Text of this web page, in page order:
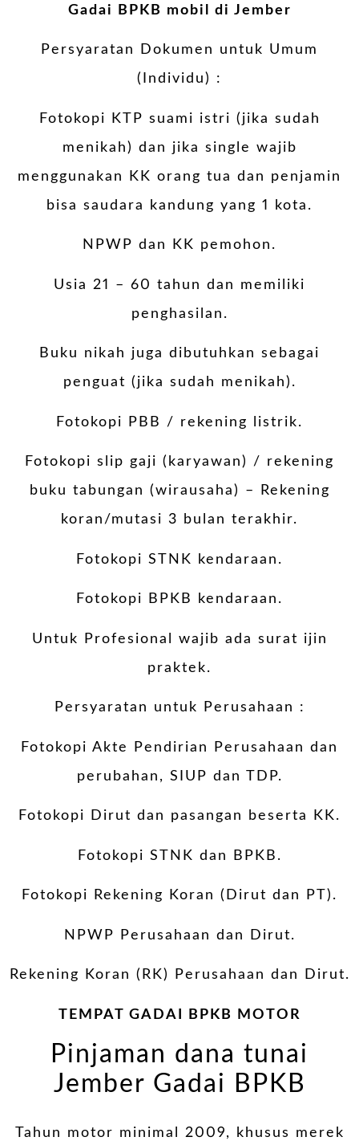
Gadai BPKB mobil di Jember
Persyaratan Dokumen untuk Umum
(Individu) :
Fotokopi KTP suami istri (jika sudah
menikah) dan jika single wajib
menggunakan KK orang tua dan penjamin
bisa saudara kandung yang 1 kota.
NPWP dan KK pemohon.
Usia 21 – 60 tahun dan memiliki
penghasilan.
Buku nikah juga dibutuhkan sebagai
penguat (jika sudah menikah).
Fotokopi PBB / rekening listrik.
Fotokopi slip gaji (karyawan) / rekening
buku tabungan (wirausaha) – Rekening
koran/mutasi 3 bulan terakhir.
Fotokopi STNK kendaraan.
Fotokopi BPKB kendaraan.
Untuk Profesional wajib ada surat ijin
praktek.
Persyaratan untuk Perusahaan :
Fotokopi Akte Pendirian Perusahaan dan
perubahan, SIUP dan TDP.
Fotokopi Dirut dan pasangan beserta KK.
Fotokopi STNK dan BPKB.
Fotokopi Rekening Koran (Dirut dan PT).
NPWP Perusahaan dan Dirut.
Rekening Koran (RK) Perusahaan dan Dirut.
TEMPAT GADAI BPKB MOTOR
Pinjaman dana tunai
Jember Gadai BPKB
Tahun motor minimal 2009, khusus merek